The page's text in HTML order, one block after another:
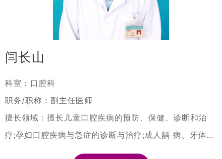
闫长山
科室：口腔科
职务/职称：副主任医师
擅长领域：擅⻓儿童口腔疾病的预防、保健、诊断和治
疗;孕妇口腔疾病与急症的诊断与治疗;成人龋 病、牙体牙
髓病、根尖周病、牙周病的诊断和治疗;阻生牙、多生牙